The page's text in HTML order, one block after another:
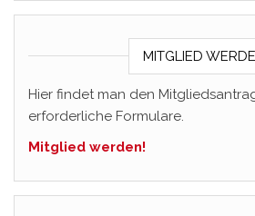
MITGLIED
Hier findet man den
erforderliche Formulare.
Mitglied werden!